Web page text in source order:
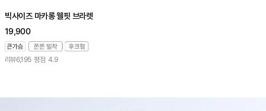
빅사이즈 마카롱 웰핏 브라렛
19,900
리뷰6,195 평점 4.9